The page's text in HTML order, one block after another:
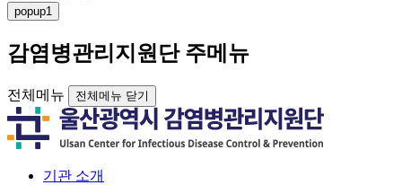
popup1
감염병관리지원단 주메뉴
전체메뉴 전체메뉴 닫기
기관 소개